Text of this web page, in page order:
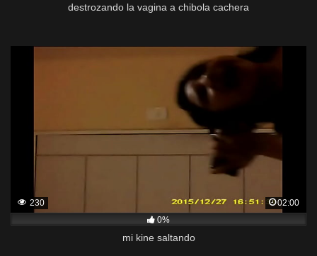
destrozando la vagina a chibola cachera
230
02:00
0%
mi kine saltando